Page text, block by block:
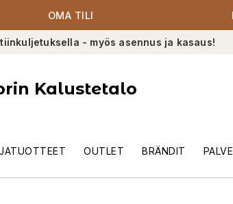
OMA TILI
- myös asennus ja kasaus!
Kalustetalo
OUTLET BRÄNDIT